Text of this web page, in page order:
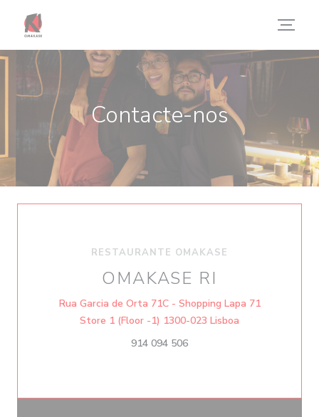
Contacte-nos
RESTAURANTE OMAKASE
OMAKASE RI
Rua Garcia de Orta 71C - Shopping Lapa 71
Store 1 (Floor -1) 1300-023 Lisboa
914 094 506